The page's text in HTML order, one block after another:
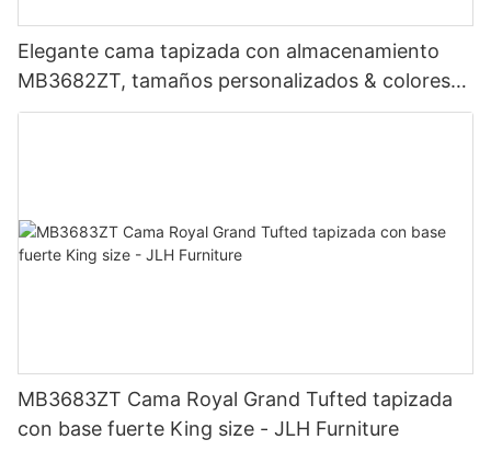
Elegante cama tapizada con almacenamiento
MB3682ZT, tamaños personalizados & colores
Precio de fábrica - Muebles JLH
MB3683ZT Cama Royal Grand Tufted tapizada
con base fuerte King size - JLH Furniture